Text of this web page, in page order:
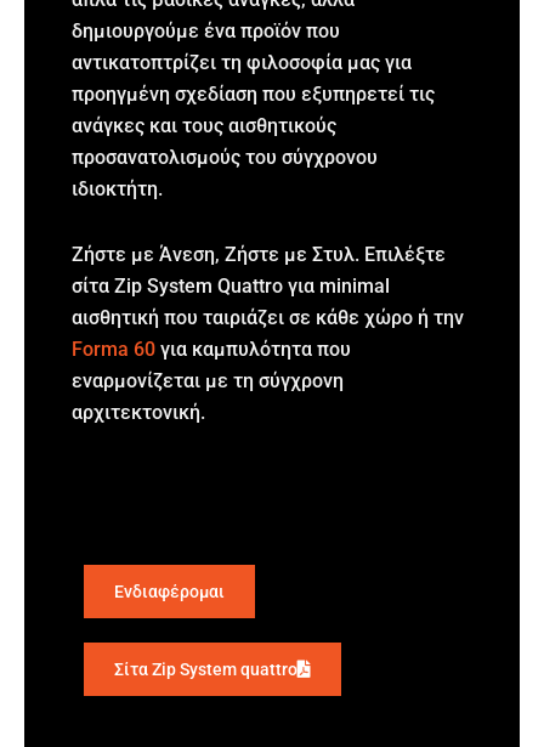
δημιουργούμε ένα προϊόν που
αντικατοπτρίζει τη φιλοσοφία μας για
προηγμένη σχεδίαση που εξυπηρετεί τις
ανάγκες και τους αισθητικούς
προσανατολισμούς του σύγχρονου
ιδιοκτήτη.
Ζήστε με Άνεση, Ζήστε με Στυλ. Επιλέξτε
σίτα Zip System Quattro για minimal
αισθητική που ταιριάζει σε κάθε χώρο ή την
Forma 60για καμπυλότητα που
εναρμονίζεται με τη σύγχρονη
αρχιτεκτονική.
Ενδιαφέρομαι
Σίτα Zip System quattro